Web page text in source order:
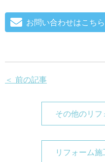
お問い合わせはこちら
＜ 前の記事
その他のリ
リフォーム